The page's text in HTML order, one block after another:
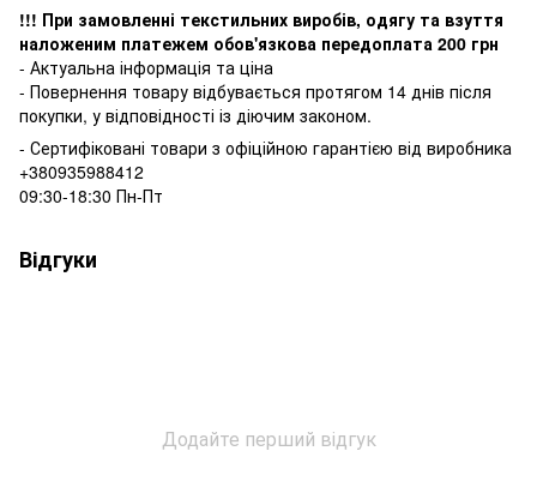
!!! При замовленні текстильних виробів, одягу та взуття
наложеним платежем обов'язкова передоплата 200 грн
- Актуальна інформація та ціна
- Повернення товару відбувається протягом 14 днів після
покупки, у відповідності із діючим законом.
- Сертифіковані товари з офіційною гарантією від виробника
+380935988412
09:30-18:30 Пн-Пт
Відгуки
Додайте перший відгук